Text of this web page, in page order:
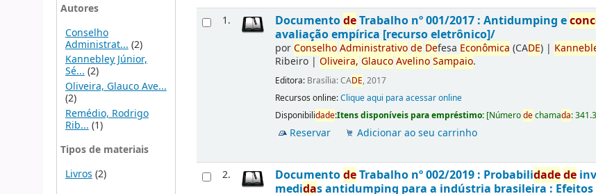
Autores
Conselho
Administrat... (2)
Kannebley Júnior,
Sé...(2)
Oliveira, Glauco Ave...
(2)
Remédio, Rodrigo
Rib... (1)
Tipos de materiais
Livros (2)
1. DocumentodeTrabalho nº 001/2017 : Antidumping e
avaliação empírica [recurso eletrônico]/
porConselhoAdministrativode Defesa Econômica (CADE) |
Ribeiro |Oliveira, GlaucoAvelinoSampaio.
Editora: Brasília: CADE, 2017
Recursos online:Clique aqui para acessar online
Disponibilidade:Itens disponíveis para empréstimo: [Númerodechamada:
Reservar Adicionar ao seu carrinho
2. DocumentodeTrabalho nº 002/2019 : Probabilidadede
medidas antidumping para a indústria brasileira :